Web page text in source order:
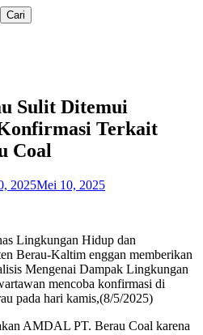
Sulit Ditemui
Terkait
Coal
2025Mei 10, 2025
Lingkungan Hidup dan
Berau-Kaltim enggan memberikan
Mengenai Dampak Lingkungan
mencoba konfirmasi di
pada hari kamis,(8/5/2025)
AMDAL PT. Berau Coal karena